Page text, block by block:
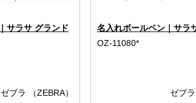
サラサ グランド
ゼブラ （ZEBRA）
名入れボールペン｜サラ
OZ-11080*
ゼブラ